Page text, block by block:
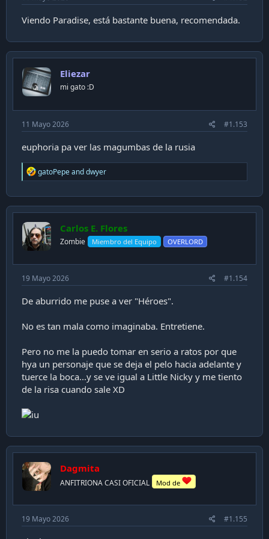
...............................
Pd: y también descubrí un tema ochentero de "A Flock of
Viendo Paradise, está bastante buena, recomendada.
Eliezar
mi gato :D
11 Mayo 2026 #1.153
euphoria pa ver las magumbas de la rusia
R
e
c
t
o
n
s
gatoPepeanddwyer
Carlos E. Flores
Zombie Miembro del Equipo OVERLORD
19 Mayo 2026 #1.154
De aburrido me puse a ver "Héroes".
No es tan mala como imaginaba. Entretiene.
Pero no me la puedo tomar en serio a ratos por que
hya un personaje que se deja el pelo hacia adelante y
tuerce la boca...y se ve igual a Little Nicky y me tiento
de la risa cuando sale XD
Dagmita
ANFITRIONA CASI OFICIAL Mod de
19 Mayo 2026 #1.155